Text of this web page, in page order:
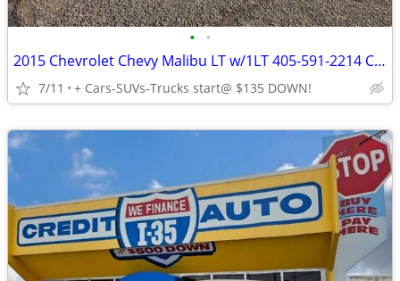
• •
2015 Chevrolet Chevy Malibu LT w/1LT 405-591-2214 CALL NOW--TEXT Below 24/7 Cars
7/11 + Cars-SUVs-Trucks start@ $135 DOWN!